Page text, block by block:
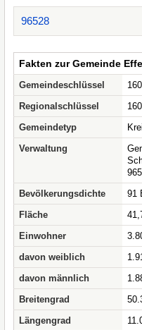
96528
Fakten zur Gemeinde
Gemeindeschlüssel
Regionalschlüssel
Gemeindetyp
Verwaltung
Bevölkerungsdichte
91
Fläche
Einwohner
davon weiblich
davon männlich
Breitengrad
Längengrad